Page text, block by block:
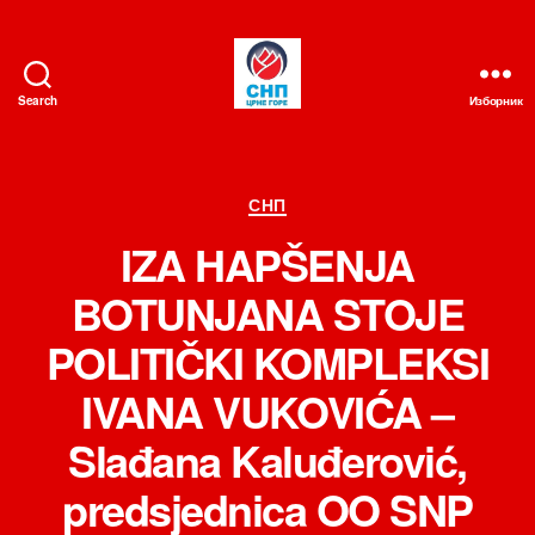
Search Изборник
Категорије
СНП
IZA HAPŠENJA
BOTUNJANA STOJE
POLITIČKI KOMPLEKSI
IVANA VUKOVIĆA –
Slađana Kaluđerović,
predsjednica OO SNP